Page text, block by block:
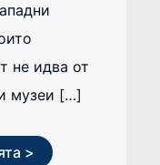
не идва от
музеи […]
>